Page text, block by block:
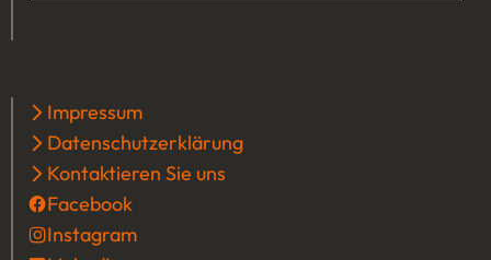
Impressum
Datenschutzerklärung
Kontaktieren Sie uns
Facebook
Instagram